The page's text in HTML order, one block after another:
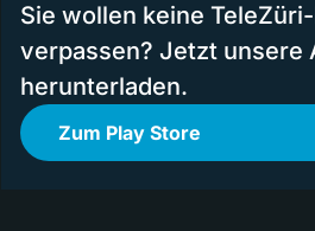
Sie wollen keine
verpassen? Jetzt unsere
herunterladen.
Zum Play Store